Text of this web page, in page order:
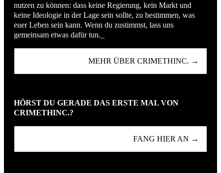
nutzen zu können: dass keine Regierung, kein Markt und
keine Ideologie in der Lage sein sollte, zu bestimmen, was
euer Leben sein kann. Wenn du zustimmst, lass uns
gemeinsam etwas dafür tun._
MEHR ÜBER CRIMETHINC. →
HÖRST DU GERADE DAS ERSTE MAL VON
CRIMETHINC.?
FANG HIER AN →